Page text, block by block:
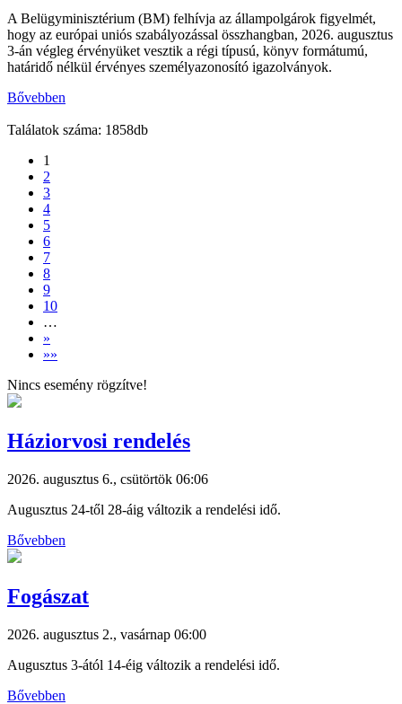
A Belügyminisztérium (BM) felhívja az állampolgárok figyelmét,
hogy az európai uniós szabályozással összhangban, 2026. augusztus
3-án végleg érvényüket vesztik a régi típusú, könyv formátumú,
határidő nélkül érvényes személyazonosító igazolványok.
Bővebben
Találatok száma: 1858db
1
2
3
4
5
6
7
8
9
10
…
»
»»
Nincs esemény rögzítve!
Háziorvosi rendelés
2026. augusztus 6., csütörtök 06:06
Augusztus 24-től 28-áig változik a rendelési idő.
Bővebben
Fogászat
2026. augusztus 2., vasárnap 06:00
Augusztus 3-ától 14-éig változik a rendelési idő.
Bővebben